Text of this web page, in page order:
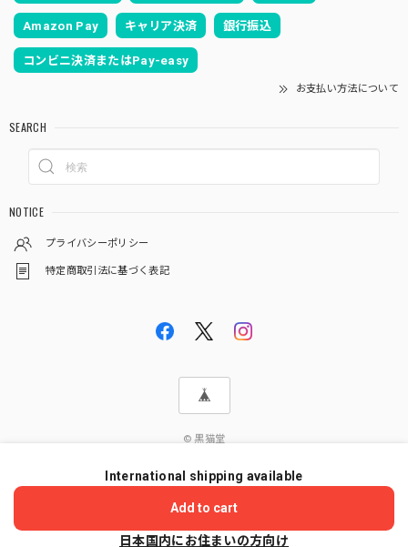
Amazon Pay キャリア決済 銀行振込
コンビニ決済またはPay-easy
お支払い方法について
SEARCH
NOTICE
プライバシーポリシー
特定商取引法に基づく表記
© 黒猫堂
International shipping available
Add to cart
日本国内にお住まいの方向け
ショップに質問する